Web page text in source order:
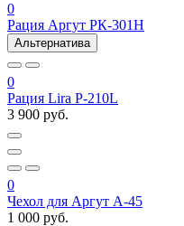
0
Рация Аргут РК-301Н
Альтернатива
0
Рация Lira P-210L
3 900 руб.
0
Чехол для Аргут А-45
1 000 руб.